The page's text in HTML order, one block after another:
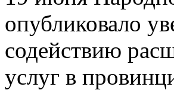
опубликовало
содействию
услуг в